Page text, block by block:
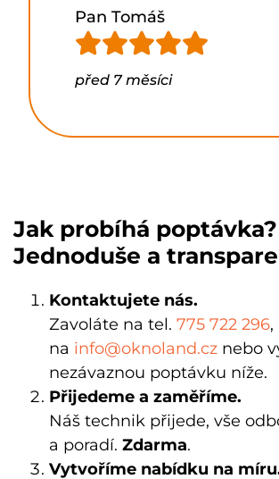
Pan Tomáš
před 7 měsíci
Jak probíhá poptávka?
Jednoduše a
Kontaktujete nás.
Zavoláte na tel. 775 722 296,
na info@oknoland.cz nebo
nezávaznou poptávku níže.
Přijedeme a zaměříme.
Náš technik přijede, vše
a poradí. Zdarma.
Vytvoříme nabídku na